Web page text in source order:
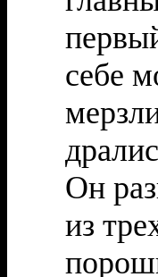
себе
Он
из